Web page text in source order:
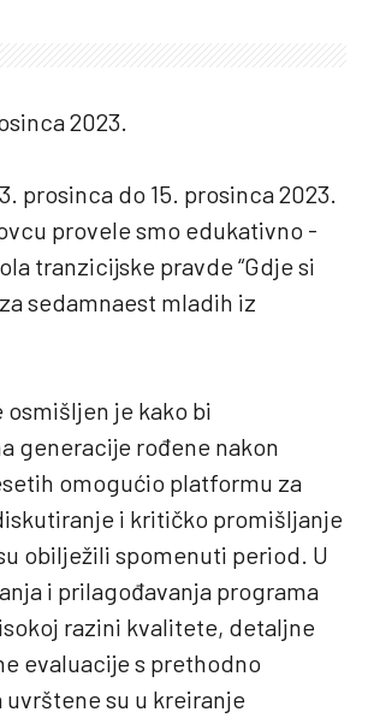
2023.
prosinca do 15. prosinca 2023.
provele smo edukativno -
tranzicijske pravde “Gdje si
sedamnaest mladih iz
osmišljen je kako bi
generacije rođene nakon
omogućio platformu za
i kritičko promišljanje
obilježili spomenuti period. U
i prilagođavanja programa
razini kvalitete, detaljne
evaluacije s prethodno
uvrštene su u kreiranje